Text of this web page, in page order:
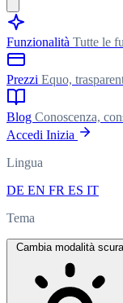
Funzionalità Tutte le
Prezzi Equo,
Blog Conoscenza,
Accedi Inizia
Lingua
DE EN FR ES IT
Tema
Cambia modalità scura